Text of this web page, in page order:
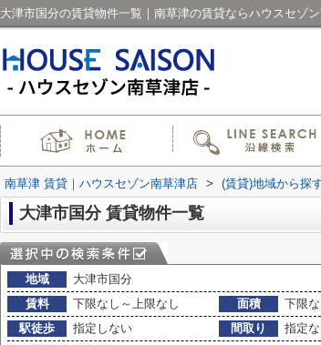
大津市国分の賃貸物件一覧｜南草津の賃貸ならハウスセゾ
南草津 賃貸｜ハウスセゾン南草津店 > (賃貸)地域から探
大津市国分 賃貸物件一覧
地域
大津市国分
賃料
下限なし～上限なし 面積 下限
駅徒歩
指定しない 間取り
指定な